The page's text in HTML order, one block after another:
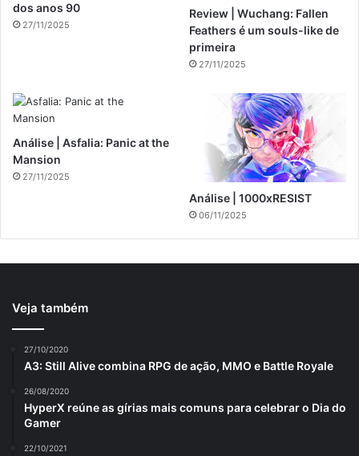
dos anos 90
27/11/2025
Review | Wuchang: Fallen
Feathers é um souls-like de
primeira
27/11/2025
Análise | Asfalia: Panic at the
Mansion
27/11/2025
Análise | 1000xRESIST
06/11/2025
Veja também
27/10/2020
A3: Still Alive combina RPG de ação, MMO e Battle Royale
26/08/2020
HyperX reúne as gírias mais comuns para celebrar o Dia do
Gamer
22/10/2021